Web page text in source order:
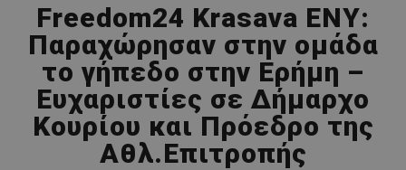
Freedom24 Krasava ΕΝΥ:
Παραχώρησαν στην ομάδα
το γήπεδο στην Ερήμη –
Ευχαριστίες σε Δήμαρχο
Κουρίου και Πρόεδρο της
Αθλ.Επιτροπής